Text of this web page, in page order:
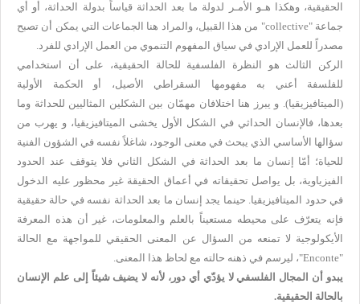
الحقيقية، وهكذا هـو الأمـر لدولة ما بعد الحداثة قياساً بدولة الحداثة، أو أي
جماعة "collective" من هذا القبيل، والمراد هنا الجماعات التي يمكن أن تصبح
مصدراً للعمل الإرادي في سياق المفهوم التنموي من العمل الإرادي للفرد.
الركن الثالث هو النظرة الفلسفية للحالة الحقيقية، على أن استخدامي
للفلسفة أعني به مفهومها السقراطي الأصيل، أو الحكمة الأولية
(الميتافيزيقيا). و يبرز هنا اختلافان مهمّان بين الشكلين المثاليين للحداثة وما
بعدها، فالإنسان الحداثي في الشكل الأول يخشى الميتافيزيقيا، و يهرب من
سؤالها الأساسي الذي يبحث في معنى الوجود، شاغلاً نفسه في الشؤون الفنية
للحياة؛ أمّا إنسان ما بعد الحداثة في الشكل الثاني فلا يتوقف عند الحدود
الفيزياوية، بل يواصل تحقيقاته في أعماق الحقيقة غير محظور عليه الدخول
في حدود الميتافيزيقيا. حينما يجد إنسان ما بعد الحداثة نفسه في حالة حقيقية
فإنه يتعرّف على محيطه مستعيناً بالعلم والمعلومات، غير أن هذه المعرفة
الأيكولوجية لا تمنعه من السؤال عن المعنى الحقيقي للمواجهة مع الحالة
"
Enconte"، ليرسم في ذهنه حالته مع لحاظ هذا المعنى.
يبدو أن المجال الفلسفي لا يؤدّي أي دور، لأنه لا يضيف شيئاً إلى علم الإنسان
بالحالة الحقيقية.